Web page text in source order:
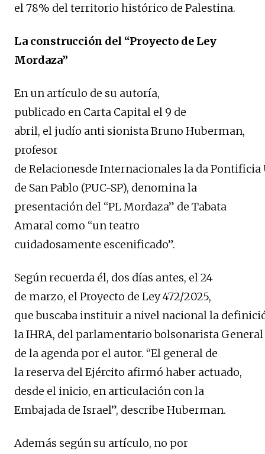
el 78% del territorio histórico de Palestina.
La construcción del “Proyecto de Ley
Mordaza”
En un artículo de su autoría,
publicado en Carta Capital el 9 de
abril, el judío anti sionista Bruno Huberman,
profesor
de Relacionesde Internacionales la da
de San Pablo (PUC-SP), denomina la
presentación del “PL Mordaza” de Tabata
Amaral como “un teatro
cuidadosamente escenificado”.
Según recuerda él, dos días antes, el 24
de marzo, el Proyecto de Ley 472/2025,
que buscaba instituir a nivel nacional la
la IHRA, del parlamentario bolsonarista
de la agenda por el autor. “El general de
la reserva del Ejército afirmó haber actuado,
desde el inicio, en articulación con la
Embajada de Israel”, describe Huberman.
Además según su artículo, no por